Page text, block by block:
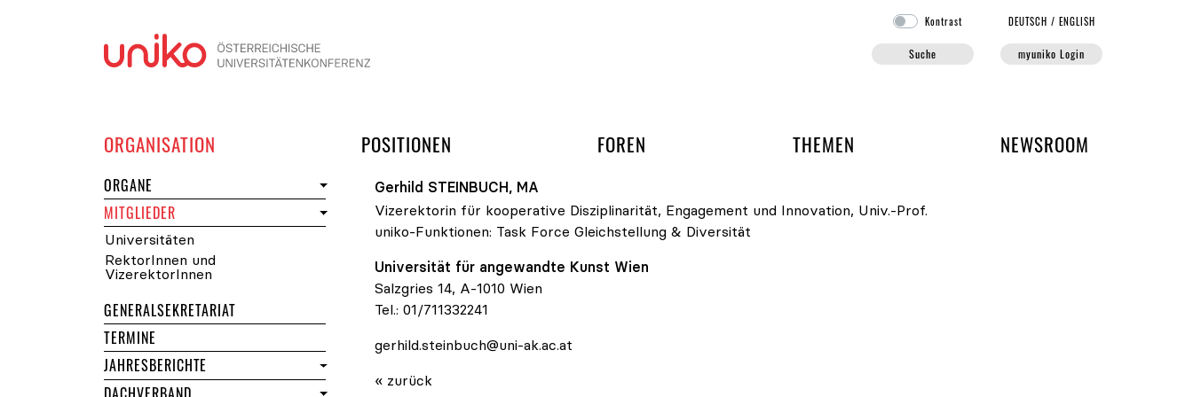
Kontrast DEUTSCH /ENGLISH
Suche myuniko Login
ORGANISATION POSITIONEN FOREN UND ARBEITSGRUPPEN DER UNIKO
THEMEN NEWSROOM
ORGANE
MITGLIEDERDER UNIKO
Universitäten
RektorInnen und
VizerektorInnen
GENERALSEKRETARIAT
TERMINE
JAHRESBERICHTE
Gerhild STEINBUCH, MA
Vizerektorin für kooperative Disziplinarität, Engagement und Innovation, Univ.-Prof.
uniko-Funktionen: Task Force Gleichstellung & Diversität
Universität für angewandte Kunst Wien
Salzgries 14, A-1010 Wien
Tel.: 01/711332241
gerhild.steinbuch@uni-ak.ac.at
« zurück